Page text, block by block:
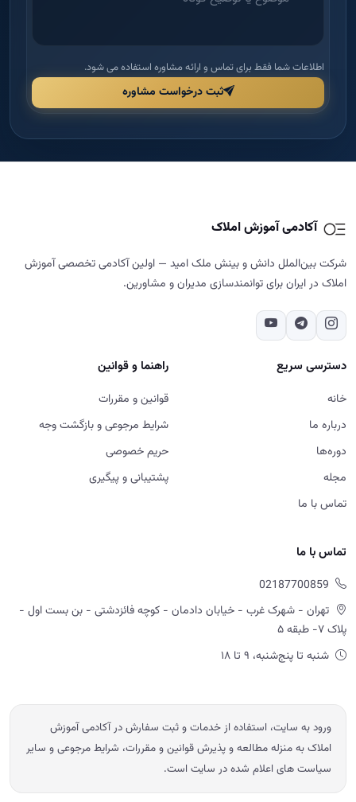
اطلاعات شما فقط برای تماس و ارائه مشاوره استفاده می شود.
ثبت درخواست مشاوره
آکادمی آموزش املاک
شرکت بین‌الملل دانش و بینش ملک امید — اولین آکادمی تخصصی آموزش
املاک در ایران برای توانمندسازی مدیران و مشاورین.
دسترسی سریع
خانه
درباره ما
دوره‌ها
مجله
تماس با ما
راهنما و قوانین
قوانین و مقررات
شرایط مرجوعی و بازگشت وجه
حریم خصوصی
پشتیبانی و پیگیری
تماس با ما
02187700859
تهران - شهرک غرب - خیابان دادمان - کوچه فائزدشتی - بن بست اول -
پلاک ۷- طبقه ۵
شنبه تا پنج‌شنبه، ۹ تا ۱۸
ورود به سایت، استفاده از خدمات و ثبت سفارش در آکادمی آموزش
املاک به منزله مطالعه و پذیرش قوانین و مقررات، شرایط مرجوعی و سایر
سیاست های اعلام شده در سایت است.